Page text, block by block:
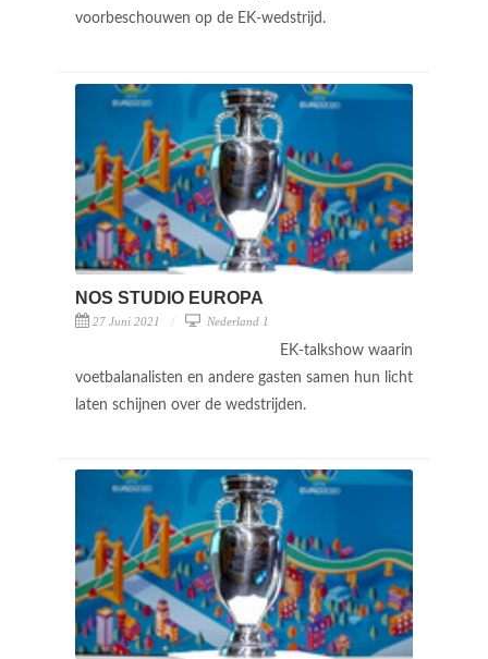
voorbeschouwen op de EK-wedstrijd.
NOS STUDIO EUROPA
27 Juni 2021 Nederland 1
EK-talkshow waarin
voetbalanalisten en andere gasten samen hun licht
laten schijnen over de wedstrijden.